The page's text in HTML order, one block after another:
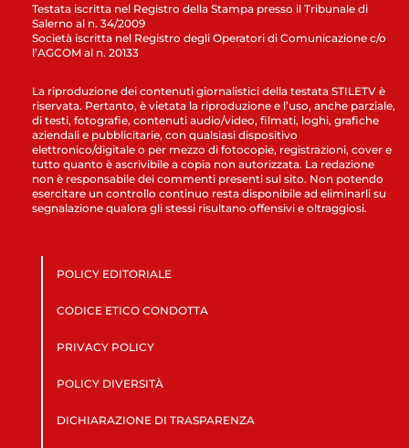
Testata iscritta nel Registro della Stampa presso il Tribunale di
Salerno al n. 34/2009
Società iscritta nel Registro degli Operatori di Comunicazione c/o
l’AGCOM al n. 20133
La riproduzione dei contenuti giornalistici della testata STILETV è
riservata. Pertanto, è vietata la riproduzione e l’uso, anche parziale,
di testi, fotografie, contenuti audio/video, filmati, loghi, grafiche
aziendali e pubblicitarie, con qualsiasi dispositivo
elettronico/digitale o per mezzo di fotocopie, registrazioni, cover e
tutto quanto è ascrivibile a copia non autorizzata. La redazione
non è responsabile dei commenti presenti sul sito. Non potendo
esercitare un controllo continuo resta disponibile ad eliminarli su
segnalazione qualora gli stessi risultano offensivi e oltraggiosi.
POLICY EDITORIALE
CODICE ETICO CONDOTTA
PRIVACY POLICY
POLICY DIVERSITÀ
DICHIARAZIONE DI TRASPARENZA